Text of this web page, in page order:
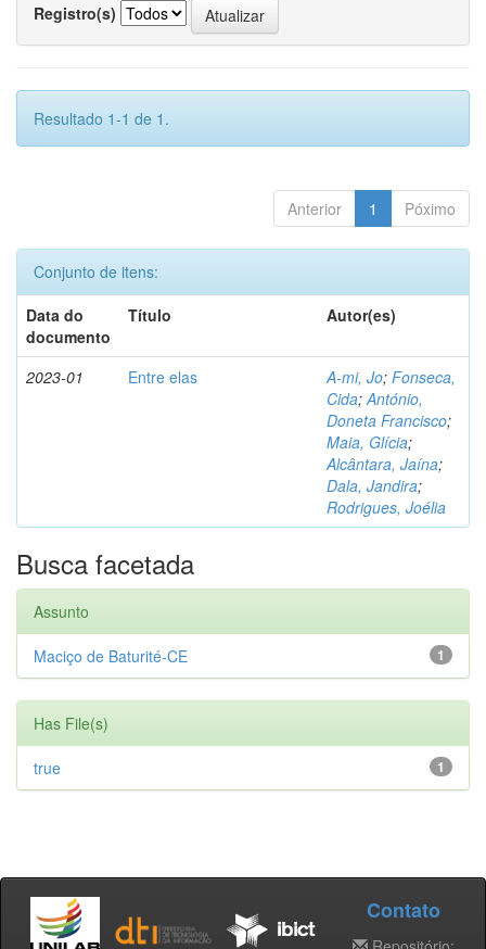
Registro(s)
Resultado 1-1 de 1.
Anterior 1 Póximo
Conjunto de itens:
Data do
documento
Título Autor(es)
2023-01 Entre elas A-mi, Jo; Fonseca,
Cida;António,
Doneta Francisco;
Maia, Glícia;
Alcântara, Jaína;
Dala, Jandira;
Rodrigues, Joélia
Busca facetada
Assunto
1
Maciço de Baturité-CE
Has File(s)
1
true
Contato